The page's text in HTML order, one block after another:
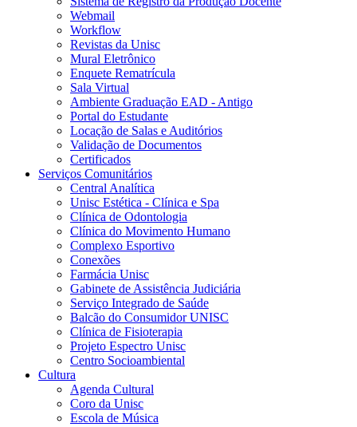
Webmail
Workflow
Revistas da Unisc
Mural Eletrônico
Enquete Rematrícula
Sala Virtual
Ambiente Graduação EAD - Antigo
Portal do Estudante
Locação de Salas e Auditórios
Validação de Documentos
Certificados
Serviços Comunitários
Central Analítica
Unisc Estética - Clínica e Spa
Clínica de Odontologia
Clínica do Movimento Humano
Complexo Esportivo
Conexões
Farmácia Unisc
Gabinete de Assistência Judiciária
Serviço Integrado de Saúde
Balcão do Consumidor UNISC
Clínica de Fisioterapia
Projeto Espectro Unisc
Centro Socioambiental
Cultura
Agenda Cultural
Coro da Unisc
Escola de Música